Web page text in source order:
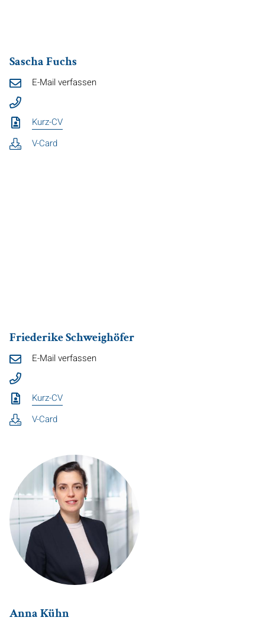
Sascha Fuchs
E-Mail verfassen
Kurz-CV
V-Card
Friederike Schweighöfer
E-Mail verfassen
Kurz-CV
V-Card
Anna Kühn